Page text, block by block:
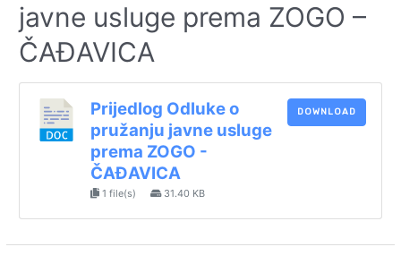
javne usluge prema ZOGO –
ČAĐAVICA
Prijedlog Odluke o
pružanju javne usluge
prema ZOGO -
ČAĐAVICA
1 file(s) 31.40 KB
DOWNLOAD